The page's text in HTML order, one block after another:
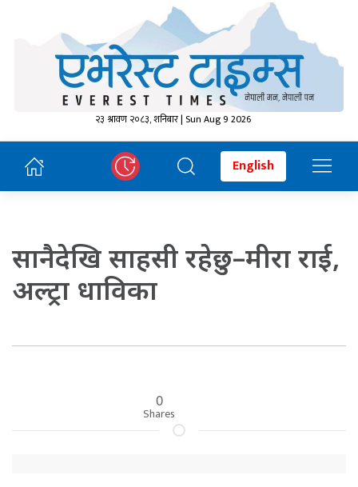
२३ श्रावण २०८३, शनिबार | Sun Aug 9 2026
English
सानैदेखि साहसी रहेछु–मीरा राई,
अल्ट्रा धाविका
0
Shares